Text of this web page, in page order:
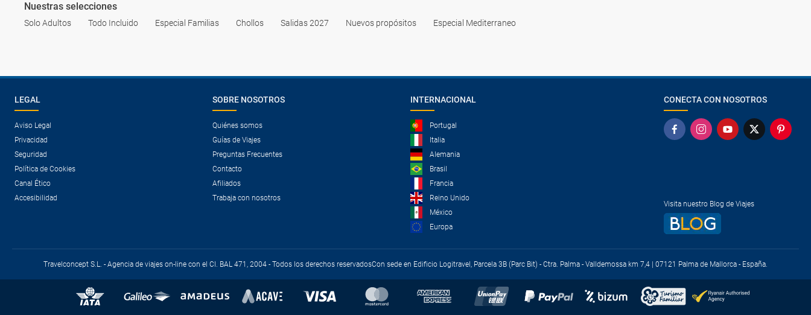
Nuestras selecciones
Solo Adultos Todo Incluido Especial Familias Chollos Salidas 2027 Nuevos propósitos Especial Mediterraneo
LEGAL
Aviso Legal
Privacidad
Seguridad
Política de Cookies
Canal Ético
Accesibilidad
SOBRE NOSOTROS
Quiénes somos
Guías de Viajes
Preguntas Frecuentes
Contacto
Afiliados
Trabaja con nosotros
INTERNACIONAL
Portugal
Italia
Alemania
Brasil
Francia
Reino Unido
México
Europa
CONECTA CON NOSOTROS
Visita nuestro Blog de Viajes
Travelconcept S.L. - Agencia de viajes on-line con el CI. BAL 471, 2004 - Todos los derechos reservadosCon sede en Edificio Logitravel, Parcela 3B (Parc Bit) - Ctra. Palma - Valldemossa km 7,4 | 07121 Palma de Mallorca - España.